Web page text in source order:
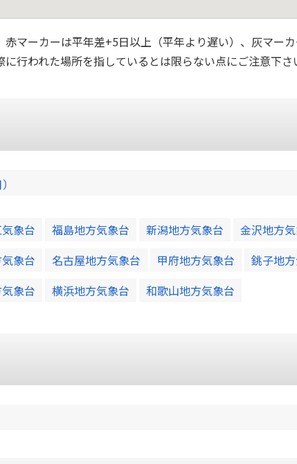
マーカーは平年差+5日以上（平年より遅い）、灰マー
行われた場所を指しているとは限らない点にご注意下さ
象台 福島地方気象台 新潟地方気象台 金沢地方
象台 名古屋地方気象台 甲府地方気象台 銚子地
象台 横浜地方気象台 和歌山地方気象台